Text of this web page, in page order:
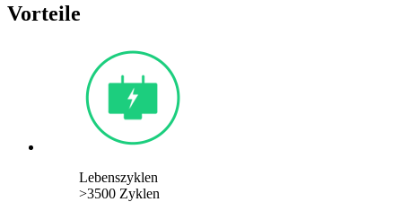
Vorteile
Lebenszyklen
>3500 Zyklen